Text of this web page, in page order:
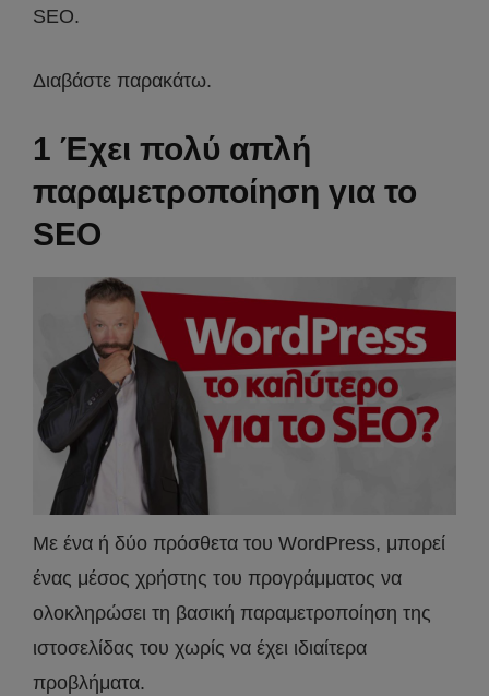
SEO.
Διαβάστε παρακάτω.
1 Έχει πολύ απλή
παραμετροποίηση για το
SEO
Με ένα ή δύο πρόσθετα του WordPress, μπορεί
ένας μέσος χρήστης του προγράμματος να
ολοκληρώσει τη βασική παραμετροποίηση της
ιστοσελίδας του χωρίς να έχει ιδιαίτερα
προβλήματα.